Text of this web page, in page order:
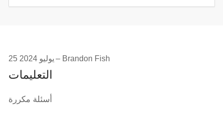
25 يوليو 2024 Brandon Fish
التعليمات
أسئلة مكررة